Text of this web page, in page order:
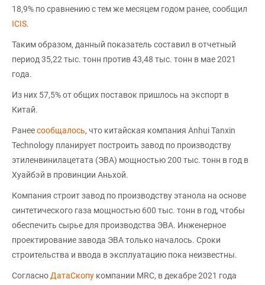
18,9% по сравнению с тем же месяцем годом ранее, сообщил
ICIS.
Таким образом, данный показатель составил в отчетный
период 35,22 тыс. тонн против 43,48 тыс. тонн в мае 2021
года.
Из них 57,5% от общих поставок пришлось на экспорт в
Китай.
Ранеесообщалось, что китайская компания Anhui Tanxin
Technology планирует построить завод по производству
этиленвинилацетата (ЭВА) мощностью 200 тыс. тонн в год в
Хуайбэй в провинции Аньхой.
Компания строит завод по производству этанола на основе
синтетического газа мощностью 600 тыс. тонн в год, чтобы
обеспечить сырье для производства ЭВА. Инженерное
проектирование завода ЭВА только началось. Сроки
строительства и ввода в эксплуатацию пока неизвестны.
СогласноДатаСкопу компании MRC, в декабре 2021 года